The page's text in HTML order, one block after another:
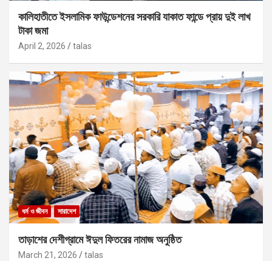
কালিহাতীতে ইসলামিক ফাউন্ডেশনের সরকারি যাকাত ফান্ডে প্রায় দুই লাখ
টাকা জমা
April 2, 2026 talas
ধর্ম ও জীবন সারাদেশ
তাড়াশের দেশীগ্রামে ঈদুল ফিতরের নামাজ অনুষ্ঠিত
March 21, 2026 talas